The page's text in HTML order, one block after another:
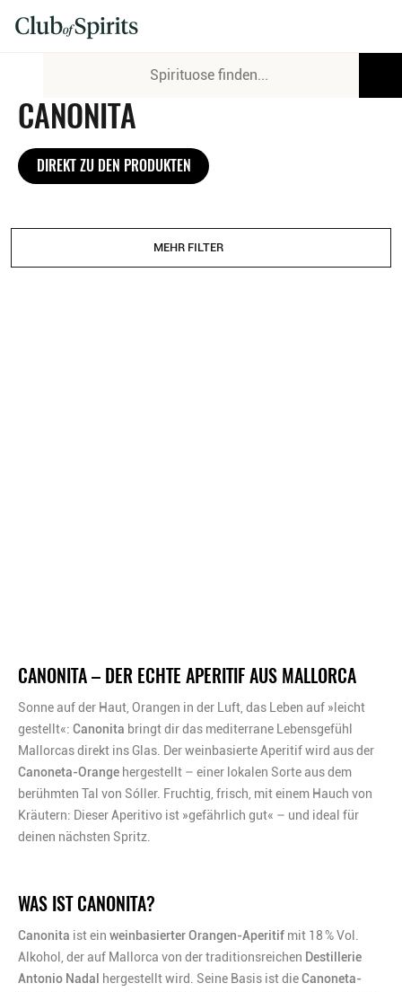
CANONITA
DIREKT ZU DEN PRODUKTEN
MEHR FILTER
CANONITA – DER ECHTE APERITIF AUS MALLORCA
Sonne auf der Haut, Orangen in der Luft, das Leben auf »leicht
gestellt«: Canonita bringt dir das mediterrane Lebensgefühl
Mallorcas direkt ins Glas. Der weinbasierte Aperitif wird aus der
Canoneta-Orange hergestellt – einer lokalen Sorte aus dem
berühmten Tal von Sóller. Fruchtig, frisch, mit einem Hauch von
Kräutern: Dieser Aperitivo ist »gefährlich gut« – und ideal für
deinen nächsten Spritz.
WAS IST CANONITA?
Canonita ist ein weinbasierter Orangen-Aperitif mit 18 % Vol.
Alkohol, der auf Mallorca von der traditionsreichen Destillerie
Antonio Nadal
hergestellt wird. Seine Basis ist dieCanoneta-